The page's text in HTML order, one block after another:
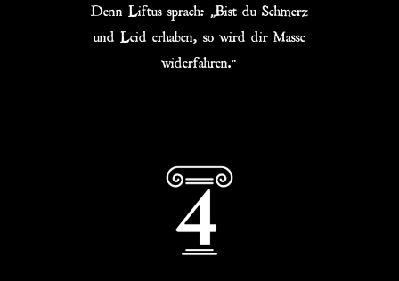
Denn Liftus sprach: „Bist du Schmerz
und Leid erhaben, so wird dir Masse
widerfahren.“